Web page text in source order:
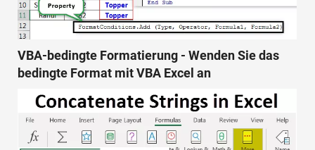
VBA-bedingte Formatierung - Wenden Sie das
bedingte Format mit VBA Excel an